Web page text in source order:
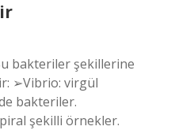
bakteriler şekillerine
➢Vibrio: virgül
bakteriler.
şekilli örnekler.